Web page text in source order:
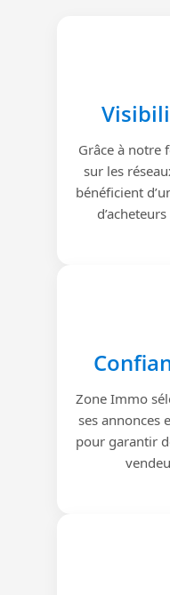
Grâce à notre
sur les
bénéficient
Zone Immo
ses annonces
pour garantir